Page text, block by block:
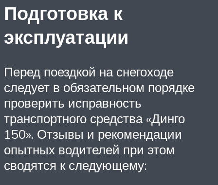
Подготовка к
эксплуатации
Перед поездкой на снегоходе
следует в обязательном порядке
проверить исправность
транспортного средства «Динго
150». Отзывы и рекомендации
опытных водителей при этом
сводятся к следующему: